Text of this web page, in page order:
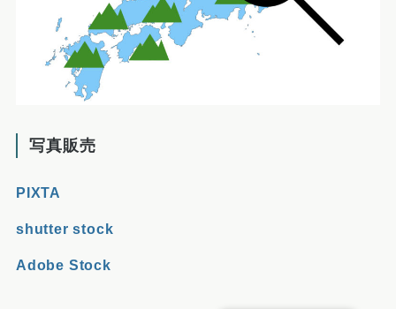
写真販売
PIXTA
shutter stock
Adobe Stock